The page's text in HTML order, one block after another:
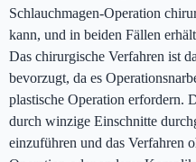
Schlauchmagen-Operation
kann, und in beiden Fällen
Das chirurgische Verfahren ist
bevorzugt, da es
plastische Operation erfordern.
durch winzige Einschnitte
einzuführen und das Verfahren